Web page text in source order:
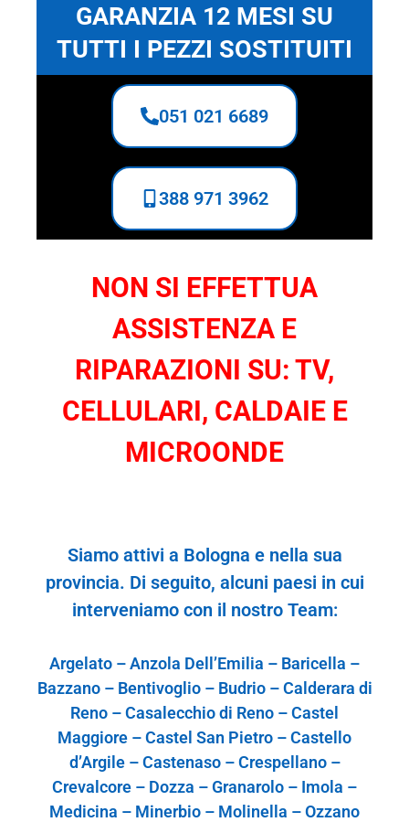
GARANZIA 12 MESI SU
TUTTI I PEZZI SOSTITUITI
051 021 6689
388 971 3962
NON SI EFFETTUA
ASSISTENZA E
RIPARAZIONI SU: TV,
CELLULARI, CALDAIE E
MICROONDE
Siamo attivi a Bologna e nella sua
provincia. Di seguito, alcuni paesi in cui
interveniamo con il nostro Team:
Argelato – Anzola Dell’Emilia – Baricella –
Bazzano – Bentivoglio – Budrio – Calderara di
Reno – Casalecchio di Reno – Castel
Maggiore – Castel San Pietro – Castello
d’Argile – Castenaso – Crespellano –
Crevalcore – Dozza – Granarolo – Imola –
Medicina – Minerbio – Molinella – Ozzano